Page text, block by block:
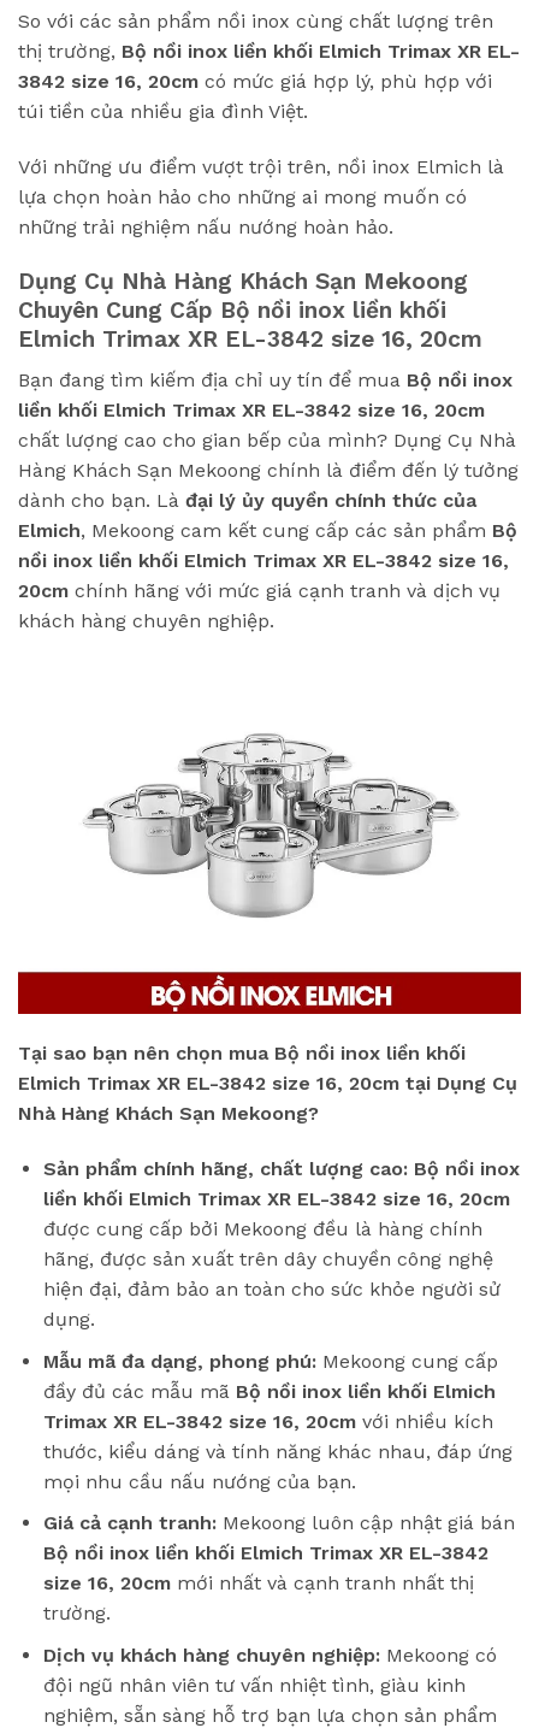
So với các sản phẩm nồi inox cùng chất lượng trên
thị trường, Bộ nồi inox liền khối Elmich Trimax XR EL-
3842 size 16, 20cm có mức giá hợp lý, phù hợp với
túi tiền của nhiều gia đình Việt.
Với những ưu điểm vượt trội trên, nồi inox Elmich là
lựa chọn hoàn hảo cho những ai mong muốn có
những trải nghiệm nấu nướng hoàn hảo.
Dụng Cụ Nhà Hàng Khách Sạn Mekoong
Chuyên Cung Cấp Bộ nồi inox liền khối
Elmich Trimax XR EL-3842 size 16, 20cm
Bạn đang tìm kiếm địa chỉ uy tín để mua Bộ nồi inox
liền khối Elmich Trimax XR EL-3842 size 16, 20cm
chất lượng cao cho gian bếp của mình? Dụng Cụ Nhà
Hàng Khách Sạn Mekoong chính là điểm đến lý tưởng
dành cho bạn. Là đại lý ủy quyền chính thức của
Elmich, Mekoong cam kết cung cấp các sản phẩm Bộ
nồi inox liền khối Elmich Trimax XR EL-3842 size 16,
20cm chính hãng với mức giá cạnh tranh và dịch vụ
khách hàng chuyên nghiệp.
Tại sao bạn nên chọn mua Bộ nồi inox liền khối
Elmich Trimax XR EL-3842 size 16, 20cm tại Dụng Cụ
Nhà Hàng Khách Sạn Mekoong?
Sản phẩm chính hãng, chất lượng cao: Bộ nồi inox
liền khối Elmich Trimax XR EL-3842 size 16, 20cm
được cung cấp bởi Mekoong đều là hàng chính
hãng, được sản xuất trên dây chuyền công nghệ
hiện đại, đảm bảo an toàn cho sức khỏe người sử
dụng.
Mẫu mã đa dạng, phong phú:Mekoong cung cấp
đầy đủ các mẫu mã Bộ nồi inox liền khối Elmich
Trimax XR EL-3842 size 16, 20cmvới nhiều kích
thước, kiểu dáng và tính năng khác nhau, đáp ứng
mọi nhu cầu nấu nướng của bạn.
Giá cả cạnh tranh:Mekoong luôn cập nhật giá bán
Bộ nồi inox liền khối Elmich Trimax XR EL-3842
size 16, 20cmmới nhất và cạnh tranh nhất thị
trường.
Dịch vụ khách hàng chuyên nghiệp:Mekoong có
đội ngũ nhân viên tư vấn nhiệt tình, giàu kinh
nghiệm, sẵn sàng hỗ trợ bạn lựa chọn sản phẩm